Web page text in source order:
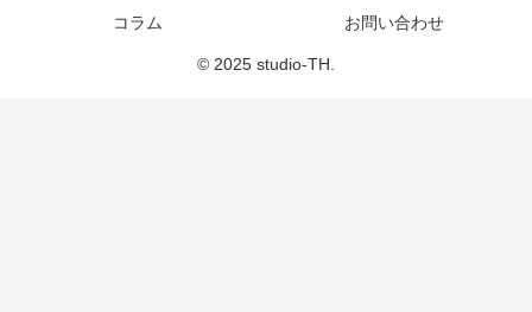
コラム お問い合わせ
© 2025 studio-TH.